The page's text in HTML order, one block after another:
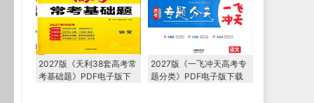
2027版《天利38套高考常
考基础题》PDF电子版下
2027版《一飞冲天高考专
题分类》PDF电子版下载